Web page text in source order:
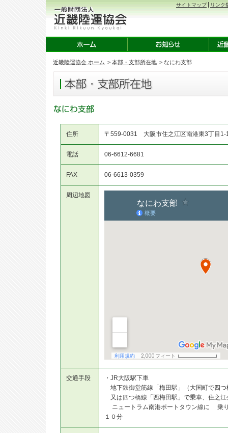
サイトマップ リンク
近畿陸運協会 ホーム >本部・支部所在地 > なにわ支部
住所 〒559-0031 大阪市住之江区南港東3丁目1-
電話 06-6612-6681
FAX 06-6613-0359
周辺地図
交通手段
・JR大阪駅下車
地下鉄御堂筋線「梅田駅」（大国町で四つ
又は四つ橋線「西梅田駅」で乗車、住之江
ニュートラム南港ポートタウン線に 乗
１０分